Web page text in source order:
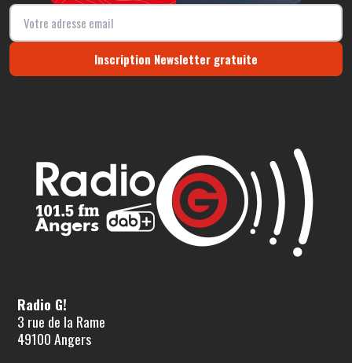
Inscription Newsletter gratuite
Radio G!
3 rue de la Rame
49100 Angers